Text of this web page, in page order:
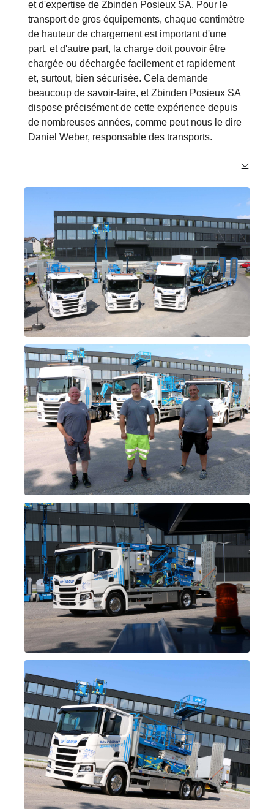
et d'expertise de Zbinden Posieux SA. Pour le
transport de gros équipements, chaque centimètre
de hauteur de chargement est important d'une
part, et d'autre part, la charge doit pouvoir être
chargée ou déchargée facilement et rapidement
et, surtout, bien sécurisée. Cela demande
beaucoup de savoir-faire, et Zbinden Posieux SA
dispose précisément de cette expérience depuis
de nombreuses années, comme peut nous le dire
Daniel Weber, responsable des transports.